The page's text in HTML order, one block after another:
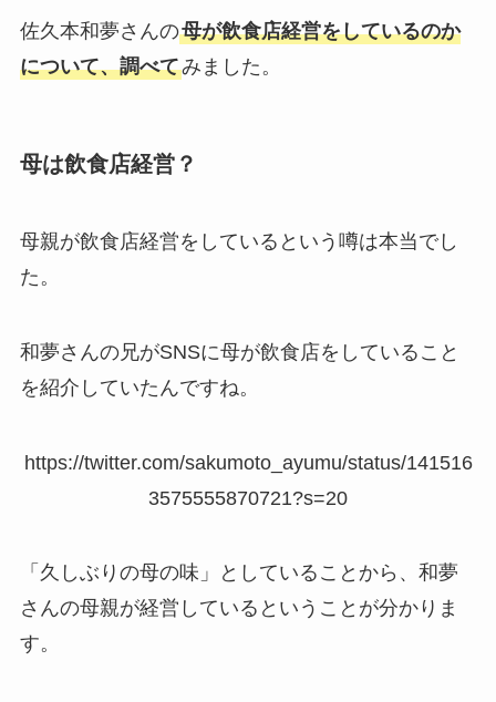
佐久本和夢さんの母が飲食店経営をしているのか
について、調べてみました。
母は飲食店経営？
母親が飲食店経営をしているという噂は本当でし
た。
和夢さんの兄がSNSに母が飲食店をしていること
を紹介していたんですね。
https://twitter.com/sakumoto_ayumu/status/141516
3575555870721?s=20
「久しぶりの母の味」としていることから、和夢
さんの母親が経営しているということが分かりま
す。